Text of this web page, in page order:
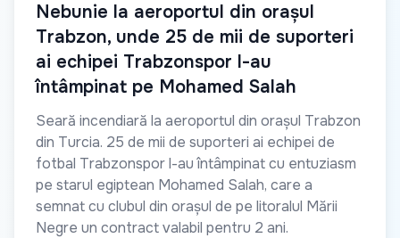
Nebunie la aeroportul din orașul
Trabzon, unde 25 de mii de suporteri
ai echipei Trabzonspor l-au
întâmpinat pe Mohamed Salah
Seară incendiară la aeroportul din orașul Trabzon
din Turcia. 25 de mii de suporteri ai echipei de
fotbal Trabzonspor l-au întâmpinat cu entuziasm
pe starul egiptean Mohamed Salah, care a
semnat cu clubul din orașul de pe litoralul Mării
Negre un contract valabil pentru 2 ani.